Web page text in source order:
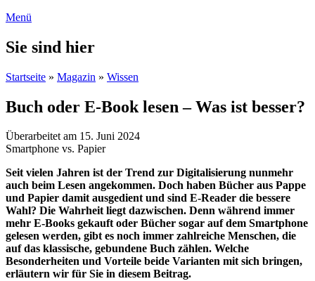
Menü
Sie sind hier
Startseite » Magazin » Wissen
Buch oder E-Book lesen – Was ist besser?
Überarbeitet am 15. Juni 2024
Smartphone vs. Papier
Seit vielen Jahren ist der Trend zur Digitalisierung nunmehr
auch beim Lesen angekommen. Doch haben Bücher aus Pappe
und Papier damit ausgedient und sind E-Reader die bessere
Wahl? Die Wahrheit liegt dazwischen. Denn während immer
mehr E-Books gekauft oder Bücher sogar auf dem Smartphone
gelesen werden, gibt es noch immer zahlreiche Menschen, die
auf das klassische, gebundene Buch zählen. Welche
Besonderheiten und Vorteile beide Varianten mit sich bringen,
erläutern wir für Sie in diesem Beitrag.